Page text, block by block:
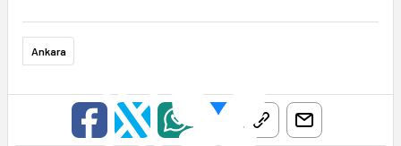
Ankara